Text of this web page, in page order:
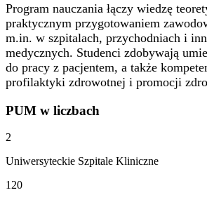
Program nauczania łączy wiedzę
praktycznym przygotowaniem
m.in. w szpitalach, przychodniach i
medycznych. Studenci zdobywają
do pracy z pacjentem, a także
profilaktyki zdrowotnej i promocji
PUM w liczbach
2
Uniwersyteckie Szpitale Kliniczne
120